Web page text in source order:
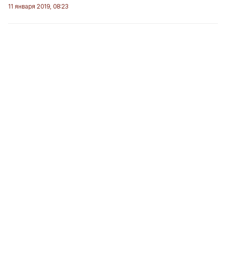
11 января 2019, 08:23